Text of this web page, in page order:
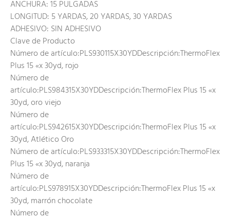
ANCHURA: 15 PULGADAS
LONGITUD: 5 YARDAS, 20 YARDAS, 30 YARDAS
ADHESIVO: SIN ADHESIVO
Clave de Producto
Número de artículo:PLS930115X30YDDescripción:ThermoFlex
Plus 15 «x 30yd, rojo
Número de
artículo:PLS984315X30YDDescripción:ThermoFlex Plus 15 «x
30yd, oro viejo
Número de
artículo:PLS942615X30YDDescripción:ThermoFlex Plus 15 «x
30yd, Atlético Oro
Número de artículo:PLS933315X30YDDescripción:ThermoFlex
Plus 15 «x 30yd, naranja
Número de
artículo:PLS978915X30YDDescripción:ThermoFlex Plus 15 «x
30yd, marrón chocolate
Número de